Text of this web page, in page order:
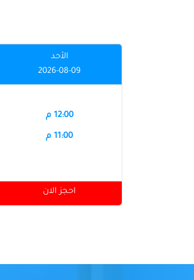
الأحد
2026-08-09
12:00 م
11:00 م
احجز الان